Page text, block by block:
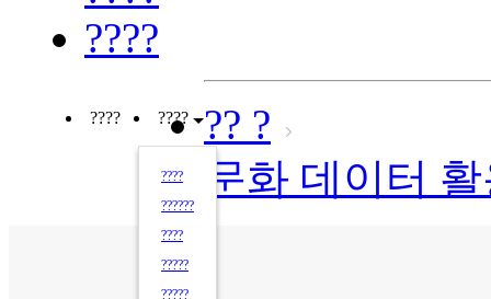
????
???? ????
????
??????
????
?????
?????
?? ?
문화 데이터